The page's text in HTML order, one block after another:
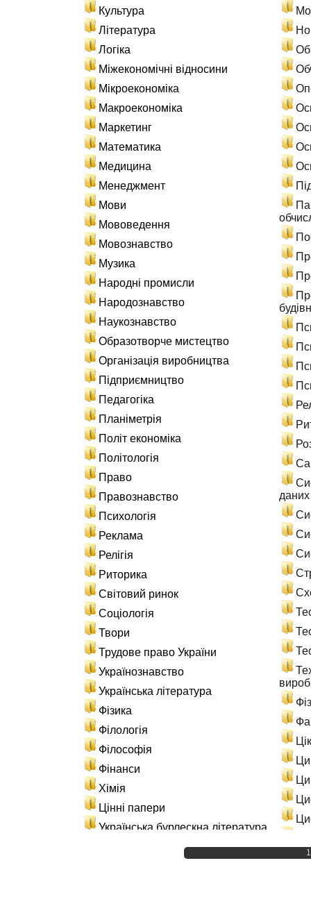
даних
Культура
Література
Логіка
Міжекономічні відносини
Мікроекономіка
Макроекономіка
Маркетинг
Математика
Медицина
Менеджмент
Мови
Мововедення
Мовознавство
Музика
Народні промисли
Народознавство
Наукознавство
Образотворче мистецтво
Організація виробництва
Підприємництво
Педагогіка
Планіметрія
Політ економіка
Політологія
Право
Правознавство
Психологія
Реклама
Релігія
Риторика
Світовий ринок
Соціологія
Твори
Трудове право України
Українознавство
Українська література
Фізика
Філологія
Філософія
Фінанси
Хімія
Цінні папери
Українська бурлескна література
Матеріали по навчанню